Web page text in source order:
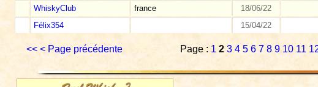
WhiskyClub
france 18/06/22
Félix354
15/04/22
<< < Page précédente Page : 1 2 3 4 5 6 7 8 9 10 11